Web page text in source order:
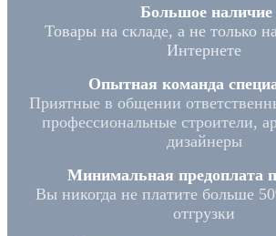
Большое наличие
Товары на складе, а не только
Интернете
Опытная команда
Приятные в общении
профессиональные строители,
дизайнеры
Минимальная предоплата
Вы никогда не платите больше
отгрузки